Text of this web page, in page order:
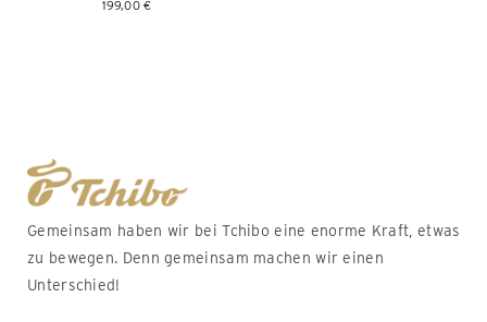
199,00 €
Gemeinsam haben wir bei Tchibo eine enorme Kraft, etwas
zu bewegen. Denn gemeinsam machen wir einen
Unterschied!